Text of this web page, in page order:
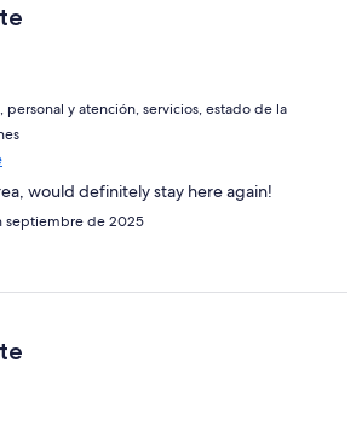
personal y atención, servicios, estado de la
would definitely stay here again!
septiembre de 2025